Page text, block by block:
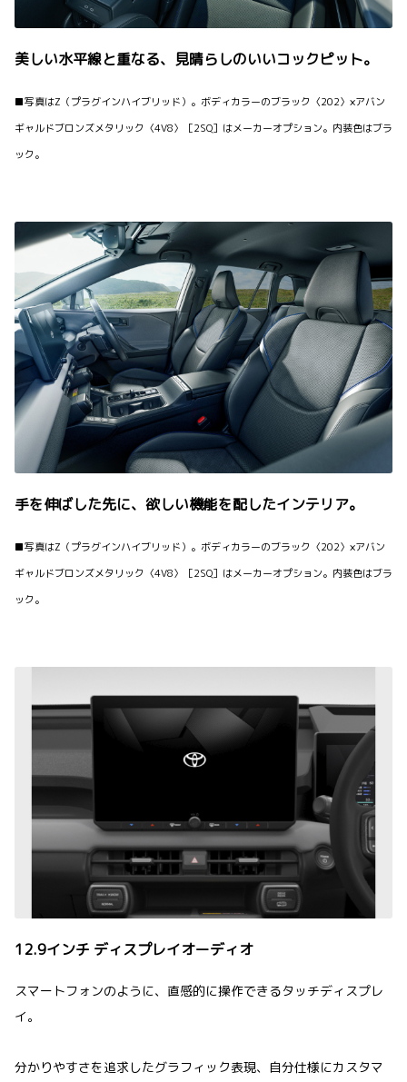
美しい水平線と重なる、見晴らしのいいコックピット。
■写真はZ（プラグインハイブリッド）。ボディカラーのブラック〈202〉×アバン
ギャルドブロンズメタリック〈4V8〉［2SQ］はメーカーオプション。内装色はブラ
ック。
手を伸ばした先に、欲しい機能を配したインテリア。
■写真はZ（プラグインハイブリッド）。ボディカラーのブラック〈202〉×アバン
ギャルドブロンズメタリック〈4V8〉［2SQ］はメーカーオプション。内装色はブラ
ック。
12.9インチ ディスプレイオーディオ
スマートフォンのように、直感的に操作できるタッチディスプレ
イ。
分かりやすさを追求したグラフィック表現、自分仕様にカスタマ